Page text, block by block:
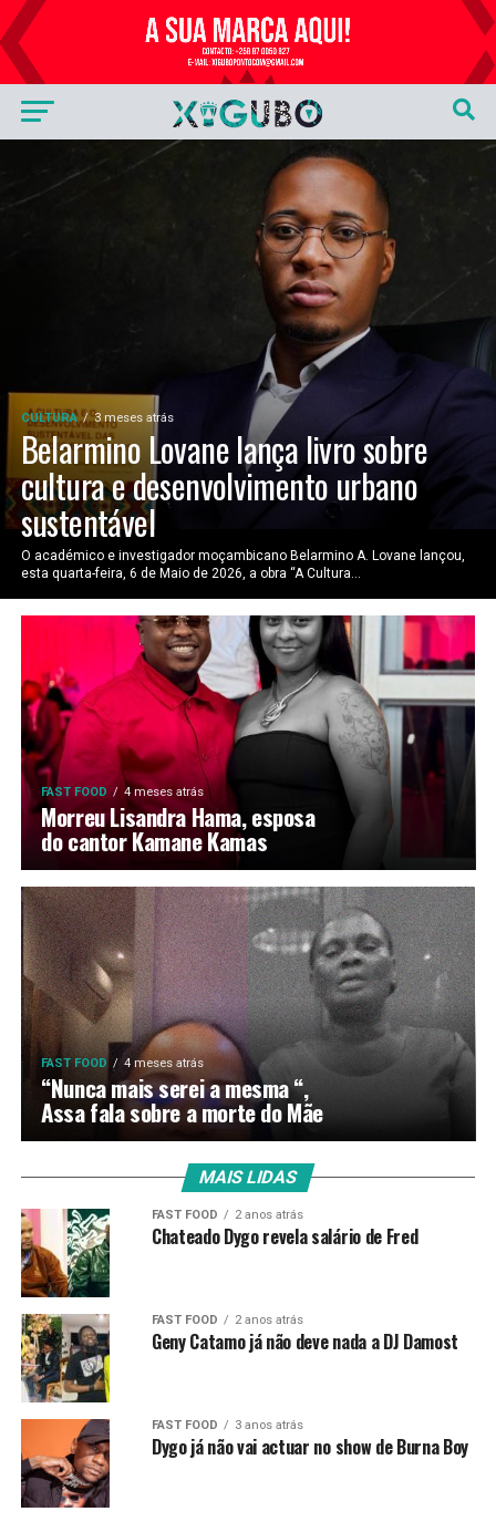
Publicidade
CULTURA 3 meses atrás
Belarmino Lovane lança livro sobre
cultura e desenvolvimento urbano
sustentável
O académico e investigador moçambicano Belarmino A. Lovane lançou,
esta quarta-feira, 6 de Maio de 2026, a obra “A Cultura...
FAST FOOD 4 meses atrás
Morreu Lisandra Hama, esposa
do cantor Kamane Kamas
FAST FOOD 4 meses atrás
“Nunca mais serei a mesma “,
Assa fala sobre a morte do Mãe
MAIS LIDAS
FAST FOOD 2 anos atrás
Chateado Dygo revela salário de Fred
FAST FOOD 2 anos atrás
Geny Catamo já não deve nada a DJ Damost
FAST FOOD 3 anos atrás
Dygo já não vai actuar no show de Burna Boy